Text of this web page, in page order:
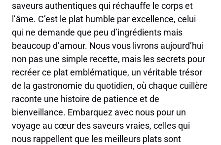
saveurs authentiques qui réchauffe le corps et
l’âme. C’est le plat humble par excellence, celui
qui ne demande que peu d’ingrédients mais
beaucoup d’amour. Nous vous livrons aujourd’hui
non pas une simple recette, mais les secrets pour
recréer ce plat emblématique, un véritable trésor
de la gastronomie du quotidien, où chaque cuillère
raconte une histoire de patience et de
bienveillance. Embarquez avec nous pour un
voyage au cœur des saveurs vraies, celles qui
nous rappellent que les meilleurs plats sont